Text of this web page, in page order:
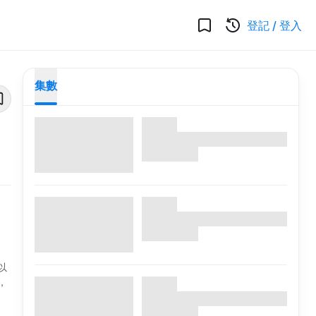
登記 / 登入
集數